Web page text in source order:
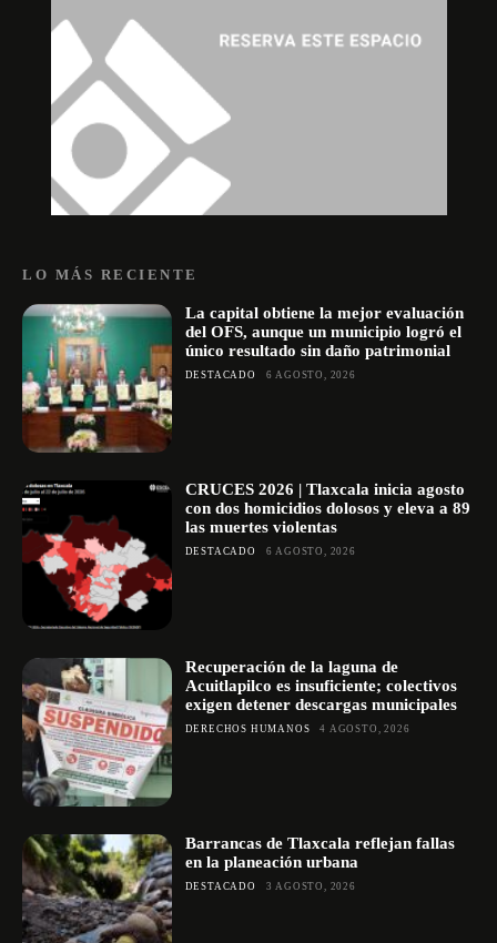
LO MÁS RECIENTE
La capital obtiene la mejor evaluación
del OFS, aunque un municipio logró el
único resultado sin daño patrimonial
DESTACADO 6 AGOSTO, 2026
CRUCES 2026 | Tlaxcala inicia agosto
con dos homicidios dolosos y eleva a 89
las muertes violentas
DESTACADO 6 AGOSTO, 2026
Recuperación de la laguna de
Acuitlapilco es insuficiente; colectivos
exigen detener descargas municipales
DERECHOS HUMANOS 4 AGOSTO, 2026
Barrancas de Tlaxcala reflejan fallas
en la planeación urbana
DESTACADO 3 AGOSTO, 2026